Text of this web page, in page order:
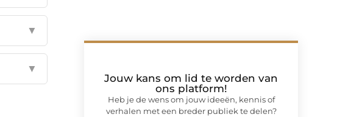
▼
▼
Jouw kans om lid te worden van
ons platform!
Heb je de wens om jouw ideeën, kennis of
verhalen met een breder publiek te delen?